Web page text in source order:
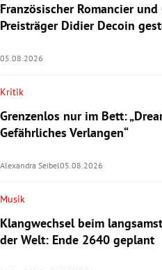
Französischer Romancier
Preisträger Didier Decoin
05.08.2026
Kritik
Grenzenlos nur im Bett:
Gefährliches Verlangen“
Alexandra Seibel05.08.2026
Musik
Klangwechsel beim
der Welt: Ende 2640 geplant